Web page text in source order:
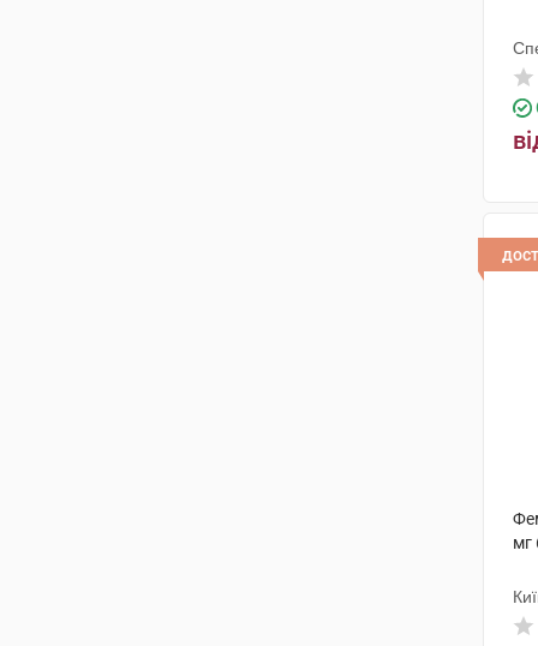
мг